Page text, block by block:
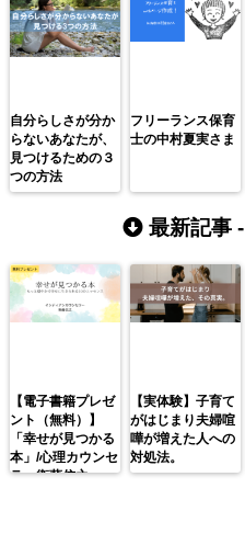
自分らしさが分か
らないあなたが、
見つけるための３
つの方法
フリーランス保育
士の中村夏実さま
最新記事 -
【電子書籍プレゼ
ント（無料）】
「幸せが見つかる
本」/心理カウンセ
ラー衛藤信之
【実体験】子育て
がはじまり夫婦喧
嘩が増えた人への
対処法。